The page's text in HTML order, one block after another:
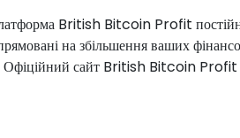
British Bitcoin Profit
на збільшення ваших
Офіційний сайт British Bitcoin Profit